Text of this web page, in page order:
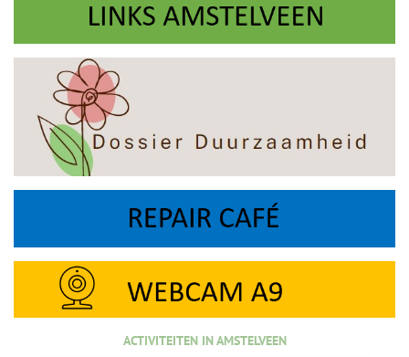
ACTIVITEITEN IN AMSTELVEEN